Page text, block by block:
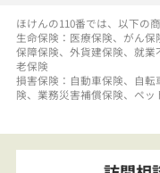
訪問相
ネッ